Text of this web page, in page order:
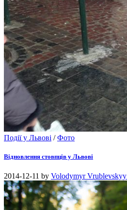
Події у Львові /Фото
Відновлення стовпців у Львові
2014-12-11 by Volodymyr Vrublevskyy